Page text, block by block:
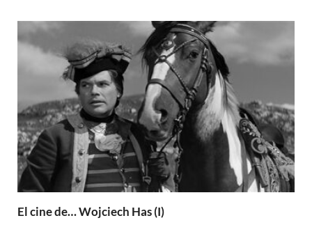
El cine de… Wojciech Has (I)